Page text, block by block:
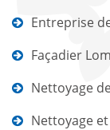
Entreprise
Façadier
Nettoyage
Nettoyage